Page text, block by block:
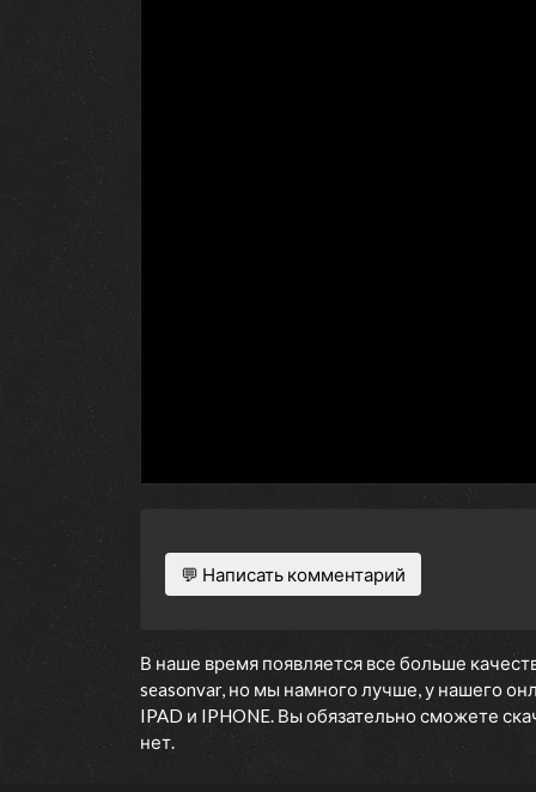
💬 Написать комментарий
В наше время появляется все больше
seasonvar, но мы намного лучше, у нашего
IPAD и IPHONE. Вы обязательно сможете
нет.